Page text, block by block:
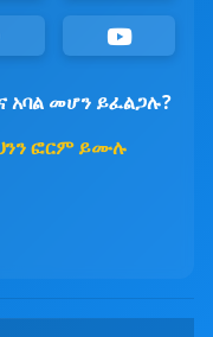
አባል መሆን ይፈልጋሉ?
ፎርም ይሙሉ